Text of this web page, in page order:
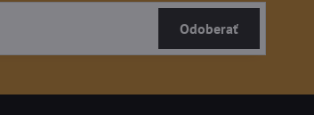
Odoberať